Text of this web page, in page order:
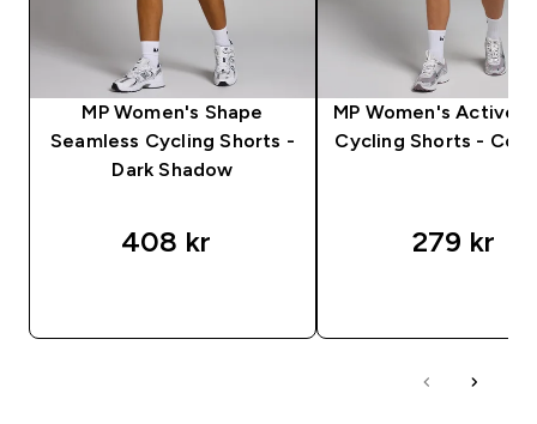
MP Women's Shape
Seamless Cycling Shorts -
Dark Shadow
408 kr‎
MP Women's Active
Cycling Shorts -
279 kr‎